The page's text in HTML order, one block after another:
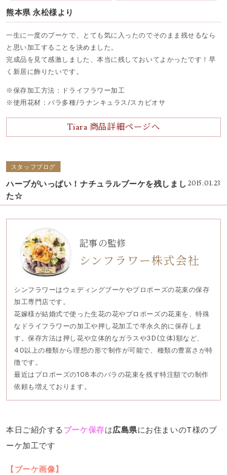
熊本県 永松様より
一生に一度のブーケで、とても気に入ったのでそのまま残せるなら
と思い加工することを決めました。
完成品を見て感激しました、本当に残しておいてよかったです！早
く新居に飾りたいです。
※保存加工方法：ドライフラワー加工
※使用花材：バラ多種/ラナンキュラス/スカビオサ
Tiara 商品詳細ページへ
スタッフブログ
2015.01.23
ハーブがいっぱい！ナチュラルブーケを残しまし
た☆
記事の監修
シンフラワー株式会社
シンフラワーはウェディングブーケやプロポーズの花束の保存
加工専門店です。
花嫁様が結婚式で使った生花の花やプロポーズの花束を、特殊
なドライフラワーの加工や押し花加工で半永久的に保存しま
す。保存方法は押し花や立体的なガラスや3D(立体)額など、
40以上の種類から理想の形で制作が可能で、種類の豊富さが特
徴です。
最近はプロポーズの108本のバラの花束を残す特注額での制作
依頼も増えております。
本日ご紹介するブーケ保存は広島県にお住まいのT様のブ
ーケ加工です
【ブーケ画像】